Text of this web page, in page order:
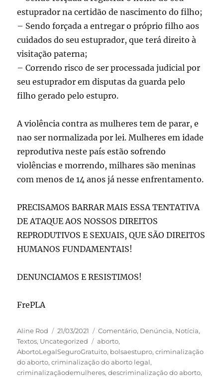
estuprador na certidão de nascimento do filho;
– Sendo forçada a entregar o próprio filho aos
cuidados do seu estuprador, que terá direito à
visitação paterna;
– Correndo risco de ser processada judicial por
seu estuprador em disputas da guarda pelo
filho gerado pelo estupro.
A violência contra as mulheres tem de parar, e
nao ser normalizada por lei. Mulheres em idade
reprodutiva neste país estão sofrendo
violências e morrendo, milhares são meninas
com menos de 14 anos já nesse enfrentamento.
PRECISAMOS BARRAR MAIS ESSA TENTATIVA
DE ATAQUE AOS NOSSOS DIREITOS
REPRODUTIVOS E SEXUAIS, QUE SÃO DIREITOS
HUMANOS FUNDAMENTAIS!
DENUNCIAMOS E RESISTIMOS!
FrePLA
Autor
Aline Rod
Publicado
em
21/03/2021 Categorias
Comentário, Denúncia, Notícia,
Textos, Uncategorized Tags
aborto,
AbortoLegalSeguroGratuito, bolsaestupro,criminalização
do aborto,criminalização do aborto legal,
criminalizaçãodemulheres,descriminalização do aborto,